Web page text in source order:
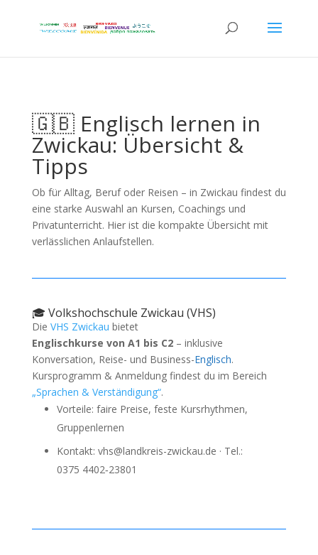
🇬🇧 Englisch lernen in
Zwickau: Übersicht &
Tipps
Ob für Alltag, Beruf oder Reisen – in Zwickau findest du
eine starke Auswahl an Kursen, Coachings und
Privatunterricht. Hier ist die kompakte Übersicht mit
verlässlichen Anlaufstellen.
🎓 Volkshochschule Zwickau (VHS)
Die VHS Zwickau bietet
Englischkurse von A1 bis C2– inklusive
Konversation, Reise- und Business-Englisch.
Kursprogramm & Anmeldung findest du im Bereich
„Sprachen & Verständigung“.
Vorteile: faire Preise, feste Kursrhythmen,
Gruppenlernen
Kontakt: vhs@landkreis-zwickau.de · Tel.:
0375 4402‑23801